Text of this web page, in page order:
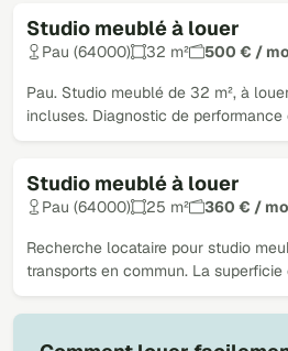
Studio meublé à louer
Pau (64000) 32 m² 500 € /
Pau. Studio meublé de 32 m², à
incluses. Diagnostic de performance
Studio meublé à louer
Pau (64000) 25 m² 360 € /
Recherche locataire pour studio
transports en commun. La